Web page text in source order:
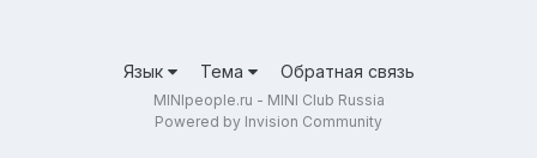
Язык Тема Обратная связь
MINIpeople.ru - MINI Club Russia
Powered by Invision Community